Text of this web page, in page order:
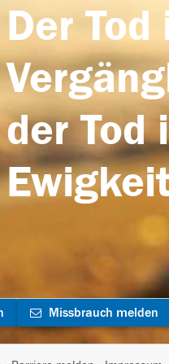
Der
der Tod
Missbrauch melden